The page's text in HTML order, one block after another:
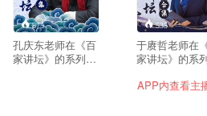
875
孔庆东老师在《百
家讲坛》的系列节
535
于赓哲老师在
家讲坛》的系
含六部内容：
APP内查看主